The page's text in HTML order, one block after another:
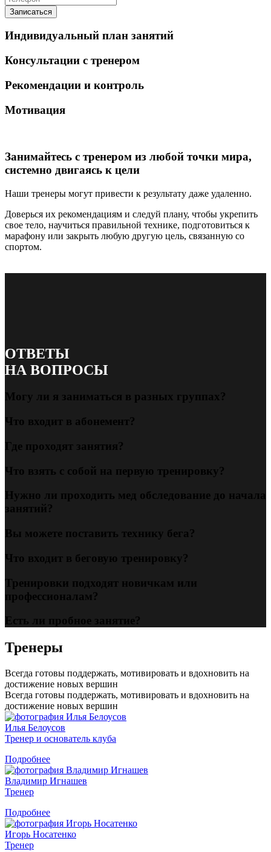
Записаться
Индивидуальный план занятий
Консультации с тренером
Рекомендации и контроль
Мотивация
Занимайтесь с тренером из любой точки мира,
системно двигаясь к цели
Наши тренеры могут привести к результату даже удаленно.
Доверься их рекомендациям и следуй плану, чтобы укрепить
свое тело, научиться правильной технике, подготовиться к
марафону или закрыть любую другую цель, связанную со
спортом.
ОТВЕТЫ
НА ВОПРОСЫ
Могу ли я заниматься в разных группах?
Что входит в абонемент?
Где проходят занятия?
Что взять с собой на первую тренировку?
Нужно ли проходить мед обследование до начала
занятий?
Вы можете поставить технику бега?
Что входит в беговую тренировку?
Тренировки подходят новичкам или
профессионалам?
Есть ли пробное занятие?
Тренеры
Всегда готовы поддержать, мотивировать и вдохновить на
достижение новых вершин
Всегда готовы поддержать, мотивировать и вдохновить на
достижение новых вершин
Илья Белоусов
Тренер и основатель клуба
Подробнее
Владимир Игнашев
Тренер
Подробнее
Игорь Носатенко
Тренер